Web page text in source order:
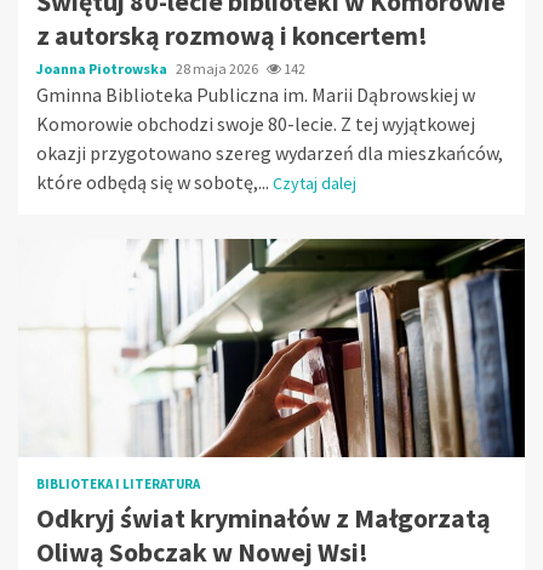
z autorską rozmową i koncertem!
Joanna Piotrowska 28 maja 2026 142
Gminna Biblioteka Publiczna im. Marii Dąbrowskiej w
Komorowie obchodzi swoje 80-lecie. Z tej wyjątkowej
okazji przygotowano szereg wydarzeń dla mieszkańców,
które odbędą się w sobotę,... Czytaj dalej
BIBLIOTEKA I LITERATURA
Odkryj świat kryminałów z Małgorzatą
Oliwą Sobczak w Nowej Wsi!